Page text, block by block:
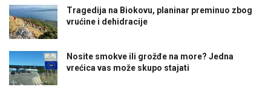
Tragedija na Biokovu, planinar preminuo zbog
vrućine i dehidracije
Nosite smokve ili grožđe na more? Jedna
vrećica vas može skupo stajati